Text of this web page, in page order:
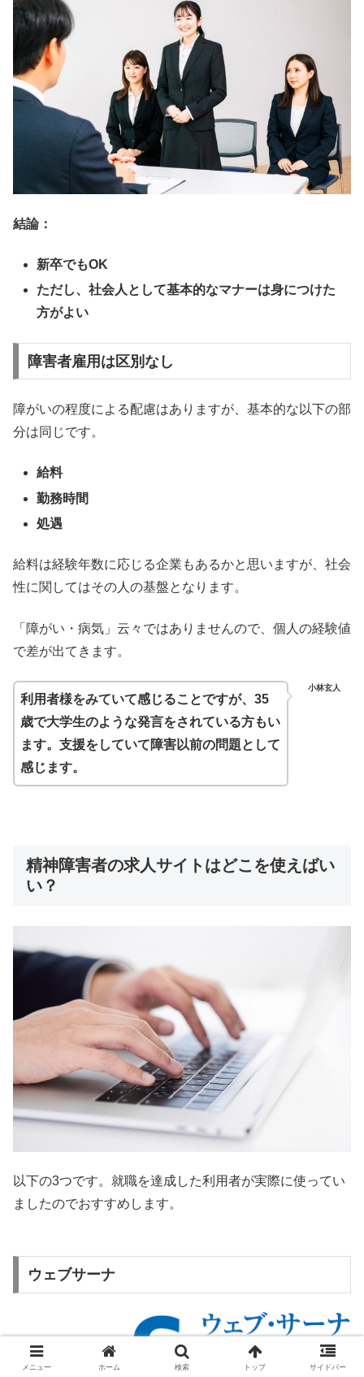
結論：
新卒でもOK
ただし、社会人として基本的なマナーは身につけた
方がよい
障害者雇用は区別なし
障がいの程度による配慮はありますが、基本的な以下の部
分は同じです。
給料
勤務時間
処遇
給料は経験年数に応じる企業もあるかと思いますが、社会
性に関してはその人の基盤となります。
「障がい・病気」云々ではありませんので、個人の経験値
で差が出てきます。
小林玄人
利用者様をみていて感じることですが、35
歳で大学生のような発言をされている方もい
ます。支援をしていて障害以前の問題として
感じます。
精神障害者の求人サイトはどこを使えばい
い？
以下の3つです。就職を達成した利用者が実際に使ってい
ましたのでおすすめします。
ウェブサーナ
メニュー ホーム 検索 トップ サイドバー